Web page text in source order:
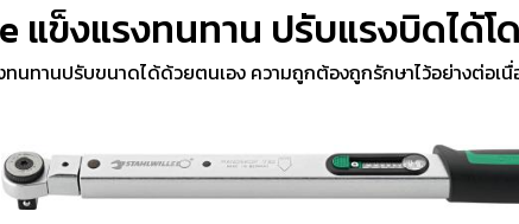
ร์นิรภัย (safety cutter)
สินค้าประเภทประแจ
สินค้ารา
สำหรับการทำงานในที่สูง
เครื่องมือสำหรับช่างยนต์ (
Mechanic Tools)
เครื่องมื
ข็งแรงทนทาน ปรับแรงบิดได้โ
ทานปรับขนาดได้ด้วยตนเอง ความถูกต้องถูกรักษาไว้อย่างต่อเ